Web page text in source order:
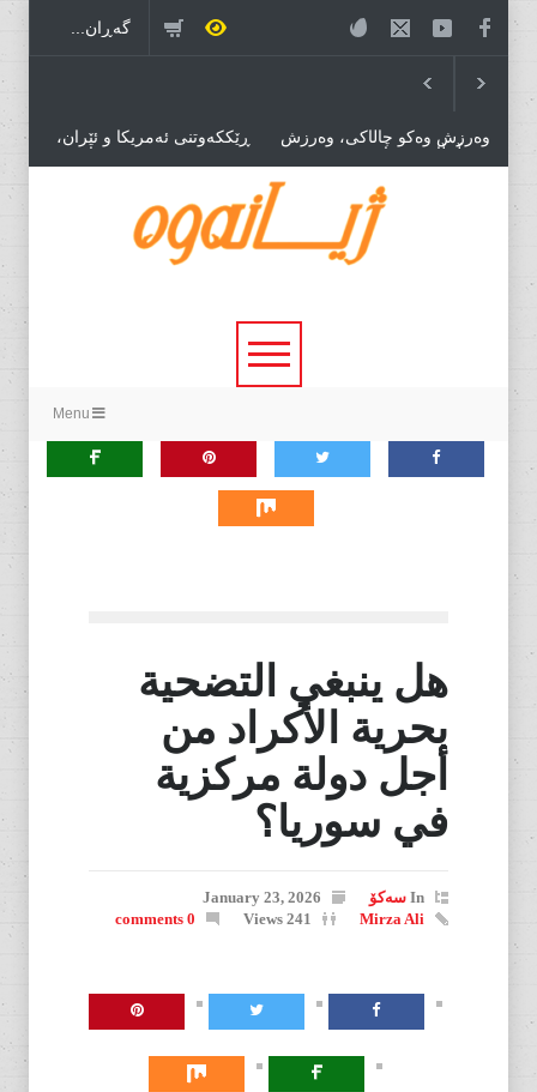
ڕێککەوتنی ئەمریکا و ئێران،
درێژەی بەڕێوەبردنی هاوبەشی
قەیرانەکان!
وەرزش وەکو چاڵاکی، وەرزش
بۆ مڵمڵانێی سیاسی وەرزش بۆ
بازرگانی.
پێویستی بۆ دۆخێکی نوێ!
Menu
هل ينبغي التضحية
بحرية الأكراد من
أجل دولة مركزية
في سوريا؟
In سەکۆ
January 23, 2026
Mirza Ali
241 Views
0 comments